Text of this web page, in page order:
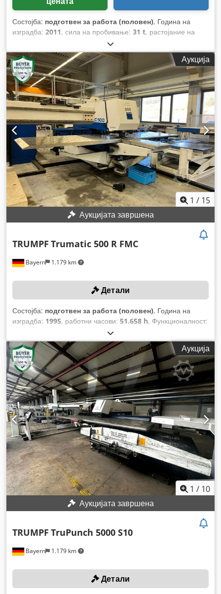
Состојба: подготвен за работа (половен), Година на
изградба: 2011, сила на пробивање: 31 t, растојание на
2.500 мм
мм, вкупна тежина:21.000 кг, оптоварување на масата:160
кг, произведувач на контролери: FANUC , број на оски:2,
Аукција
1 / 15
Аукцијата завршена
Bayern 1.179 km
TRUMPF Trumatic 500 R FMC
Детали
Состојба: подготвен за работа (половен), Година на
изградба: 1995, работни часови: 51.658 h, Функционалност:
, сила на пробивање:
дебелина на лим:8 мм, растојание на движење на Х-
оската: 2.500 мм, движење по оската Y:1.250 мм, Аукција
1 / 10
Аукцијата завршена
Bayern 1.179 km
TRUMPF TruPunch 5000 S10
Детали